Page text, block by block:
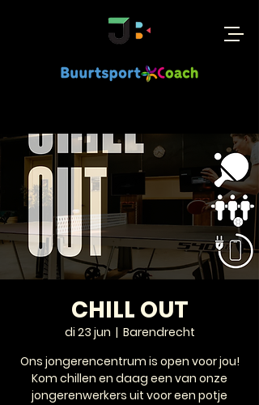
CHILL OUT
di 23 jun
  |
Barendrecht
Ons jongerencentrum is open voor jou!
Kom chillen en daag een van onze
jongerenwerkers uit voor een potje